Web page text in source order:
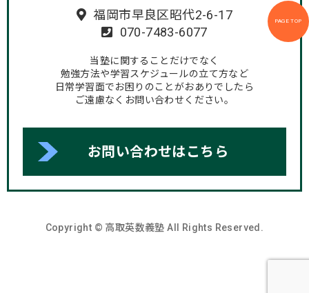
PAGE TOP
福岡市早良区昭代2-6-17
070-7483-6077
当塾に関することだけでなく
勉強方法や学習スケジュールの立て方など
日常学習面でお困りのことがおありでしたら
ご遠慮なくお問い合わせください。
お問い合わせはこちら
Copyright © 高取英数義塾 All Rights Reserved.